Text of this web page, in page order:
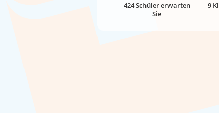
424 Schüler erwarten
Sie
9